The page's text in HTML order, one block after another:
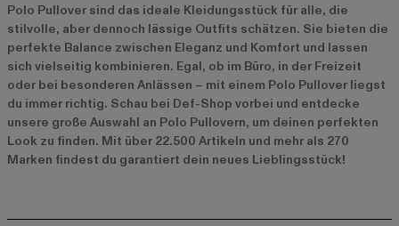
Polo Pullover sind das ideale Kleidungsstück für alle, die
stilvolle, aber dennoch lässige Outfits schätzen. Sie bieten die
perfekte Balance zwischen Eleganz und Komfort und lassen
sich vielseitig kombinieren. Egal, ob im Büro, in der Freizeit
oder bei besonderen Anlässen – mit einem Polo Pullover liegst
du immer richtig. Schau bei Def-Shop vorbei und entdecke
unsere große Auswahl an Polo Pullovern, um deinen perfekten
Look zu finden. Mit über 22.500 Artikeln und mehr als 270
Marken findest du garantiert dein neues Lieblingsstück!